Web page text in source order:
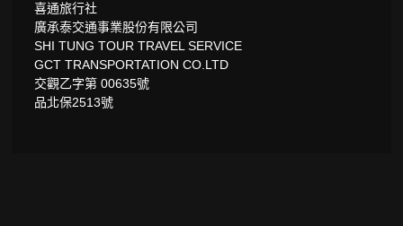
喜通旅行社
廣承泰交通事業股份有限公司
SHI TUNG TOUR TRAVEL SERVICE
GCT TRANSPORTATION CO.LTD
交觀乙字第 00635號
品北保2513號